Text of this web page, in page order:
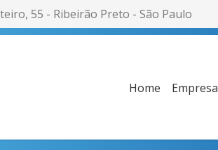
55 - Ribeirão Preto - São Paulo
Home Empresa